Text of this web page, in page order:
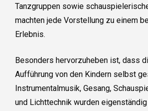
Tanzgruppen sowie
machten jede Vorstellung zu einem
Erlebnis.
Besonders hervorzuheben ist, dass
Aufführung von den Kindern selbst
Instrumentalmusik, Gesang,
und Lichttechnik wurden